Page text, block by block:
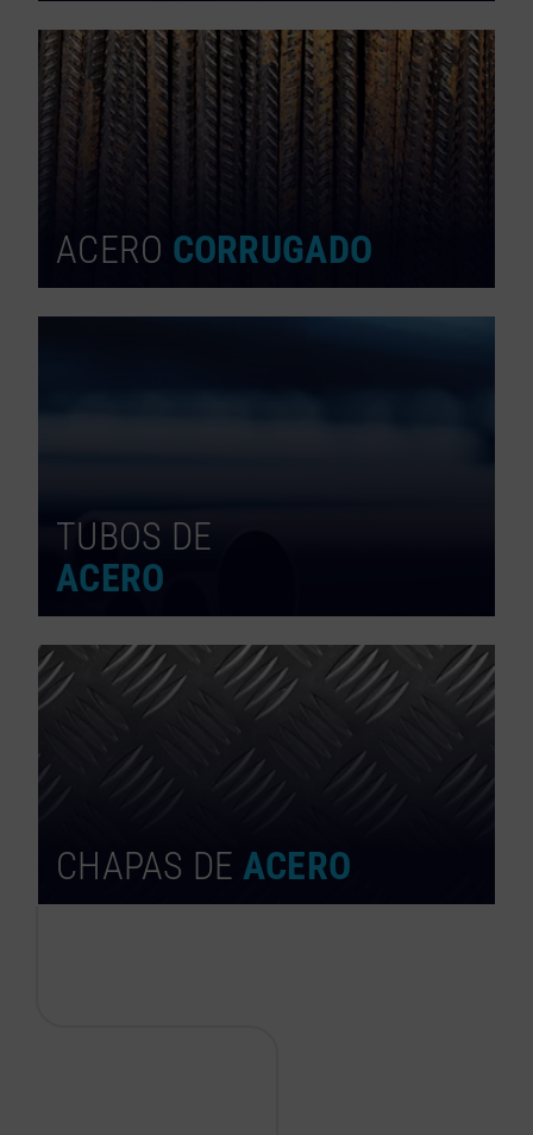
ACERO CORRUGADO
TUBOS DE
ACERO
CHAPAS DE ACERO